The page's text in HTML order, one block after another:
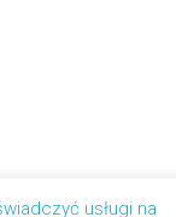
usługi na